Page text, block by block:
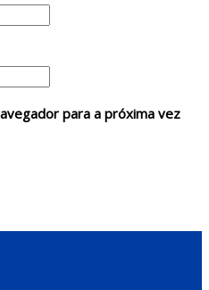
para a próxima vez